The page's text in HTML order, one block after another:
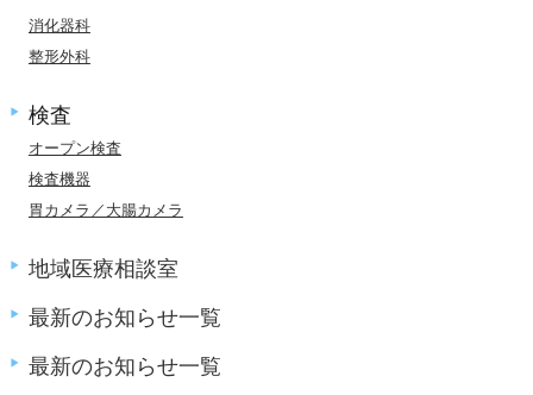
消化器科
整形外科
検査
オープン検査
検査機器
胃カメラ／大腸カメラ
地域医療相談室
最新のお知らせ一覧
最新のお知らせ一覧